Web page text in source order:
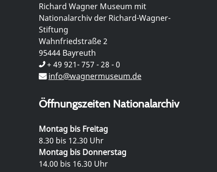
Richard Wagner Museum mit
Nationalarchiv der Richard-Wagner-
Stiftung
Wahnfriedstraße 2
95444 Bayreuth
+ 49 921- 757 - 28 - 0
info@wagnermuseum.de
Öffnungszeiten Nationalarchiv
Montag bis Freitag
8.30 bis 12.30 Uhr
Montag bis Donnerstag
14.00 bis 16.30 Uhr